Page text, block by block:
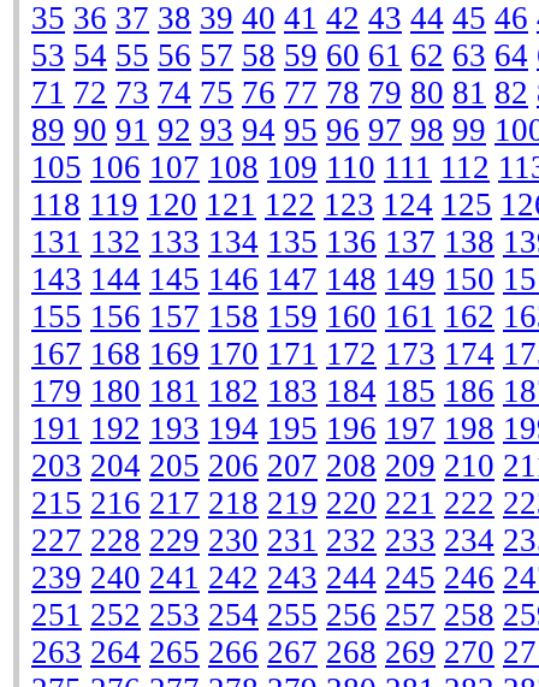
35 36 37 38 39 40 41 42 43 44 45 46
53 54 55 56 57 58 59 60 61 62 63 64
71 72 73 74 75 76 77 78 79 80 81 82
89 90 91 92 93 94 95 96 97 98 99
105 106 107 108 109 110 111 112
118 119 120 121 122 123 124 125
131 132 133 134 135 136 137 138
143 144 145 146 147 148 149 150
155 156 157 158 159 160 161 162
167 168 169 170 171 172 173 174
179 180 181 182 183 184 185 186
191 192 193 194 195 196 197 198
203 204 205 206 207 208 209 210
215 216 217 218 219 220 221 222
227 228 229 230 231 232 233 234
239 240 241 242 243 244 245 246
251 252 253 254 255 256 257 258
263 264 265 266 267 268 269 270